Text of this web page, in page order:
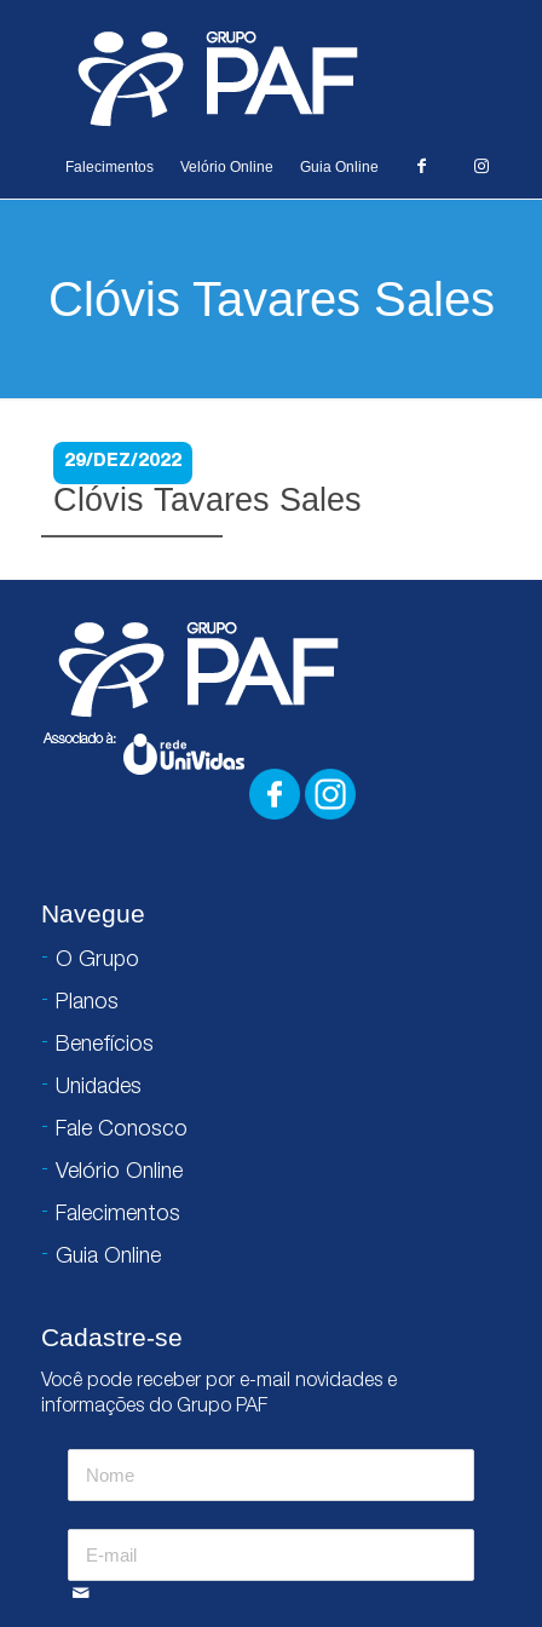
Falecimentos Velório Online Guia Online
Clóvis Tavares Sales
29/DEZ/2022
Clóvis Tavares Sales
Navegue
O Grupo
Planos
Benefícios
Unidades
Fale Conosco
Velório Online
Falecimentos
Guia Online
Cadastre-se
Você pode receber por e-mail novidades e
informações do Grupo PAF